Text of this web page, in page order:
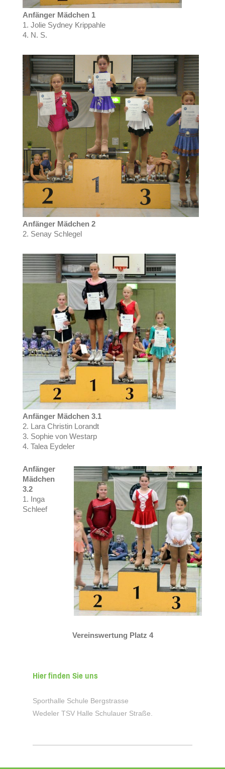
Anfänger Mädchen 1
1. Jolie Sydney Krippahle
4. N. S.
Anfänger Mädchen 2
2. Senay Schlegel
Anfänger Mädchen 3.1
2. Lara Christin Lorandt
3. Sophie von Westarp
4. Talea Eydeler
Anfänger
Mädchen
3.2
1. Inga
Schleef
Vereinswertung Platz 4
Hier finden Sie uns
Sporthalle Schule Bergstrasse
Wedeler TSV Halle Schulauer Straße.